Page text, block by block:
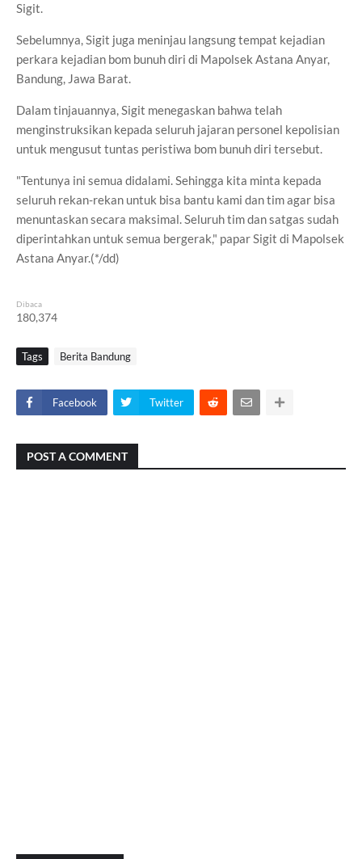
Sigit.
Sebelumnya, Sigit juga meninjau langsung tempat kejadian
perkara kejadian bom bunuh diri di Mapolsek Astana Anyar,
Bandung, Jawa Barat.
Dalam tinjauannya, Sigit menegaskan bahwa telah
menginstruksikan kepada seluruh jajaran personel kepolisian
untuk mengusut tuntas peristiwa bom bunuh diri tersebut.
"Tentunya ini semua didalami. Sehingga kita minta kepada
seluruh rekan-rekan untuk bisa bantu kami dan tim agar bisa
menuntaskan secara maksimal. Seluruh tim dan satgas sudah
diperintahkan untuk semua bergerak," papar Sigit di Mapolsek
Astana Anyar.(*/dd)
Dibaca
180,374
Tags Berita Bandung
Facebook Twitter
POST A COMMENT